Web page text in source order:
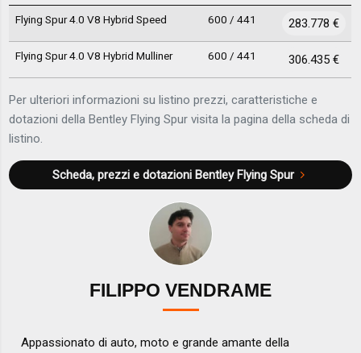
Flying Spur 4.0 V8 Hybrid Speed 600 / 441 283.778 €
Flying Spur 4.0 V8 Hybrid Mulliner 600 / 441 306.435 €
Per ulteriori informazioni su listino prezzi, caratteristiche e
dotazioni della Bentley Flying Spur visita la pagina della scheda di
listino.
Scheda, prezzi e dotazioni Bentley Flying Spur
FILIPPO VENDRAME
Appassionato di auto, moto e grande amante della